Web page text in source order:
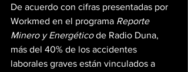
De acuerdo con cifras presentadas por
Workmed en el programa Reporte
Minero y Energético de Radio Duna,
más del 40% de los accidentes
laborales graves están vinculados a